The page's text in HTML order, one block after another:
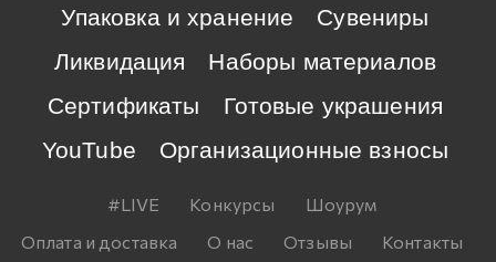
Упаковка и хранение
Сувениры
Ликвидация
Наборы материалов
Сертификаты
Готовые украшения
YouTube
Организационные взносы
#LIVE Конкурсы
Шоурум
Оплата и доставка
О нас Отзывы
Контакты